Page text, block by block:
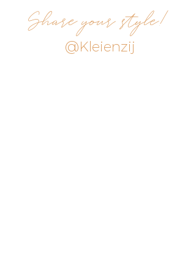
Share your style!
@Kleienzij